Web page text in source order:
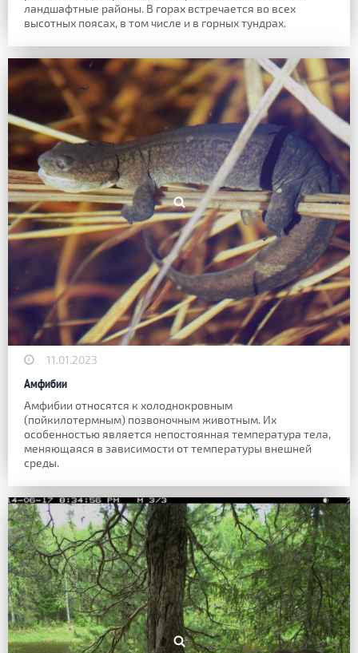
ландшафтные районы. В горах встречается во всех
высотных поясах, в том числе и в горных тундрах.
11.01.2023
Амфибии
Амфибии относятся к холоднокровным
(пойкилотермным) позвоночным животным. Их
особенностью является непостоянная температура тела,
меняющаяся в зависимости от температуры внеш­ней
среды.